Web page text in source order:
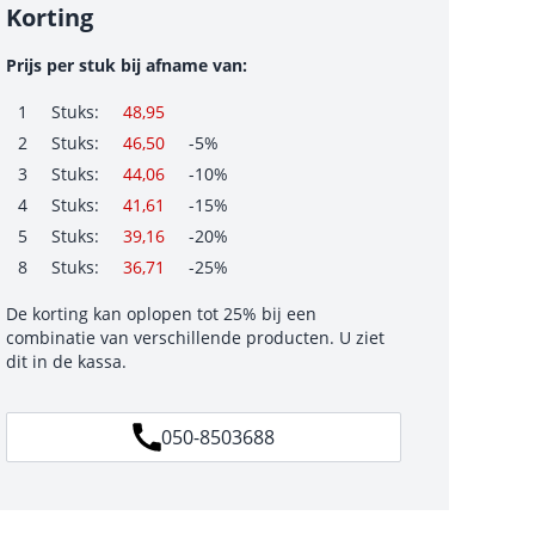
Korting
Prijs per stuk bij afname van:
1 Stuks:
48,95
2
Stuks: 46,50
-5%
3
Stuks: 44,06
-10%
4
Stuks: 41,61
-15%
5
Stuks: 39,16
-20%
8
Stuks: 36,71 -25%
De korting kan oplopen tot 25% bij een
combinatie van verschillende producten. U ziet
dit in de kassa.
050-8503688